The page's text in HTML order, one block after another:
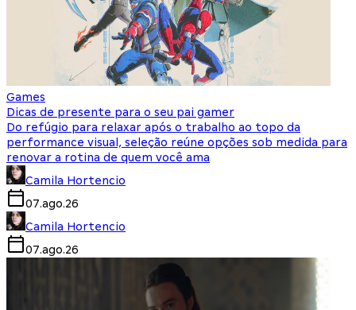
Games
Dicas de presente para o seu pai gamer
Do refúgio para relaxar após o trabalho ao topo da
performance visual, seleção reúne opções sob medida para
renovar a rotina de quem você ama
Camila Hortencio
07.ago.26
Camila Hortencio
07.ago.26